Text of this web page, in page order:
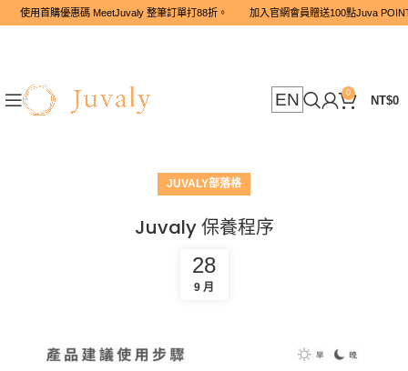
使用首購優惠碼 MeetJuvaly 整筆訂單打88折。 加入官網會員
EN 0
NT$0
JUVALY部落格
Juvaly 保養程序
28
9 月